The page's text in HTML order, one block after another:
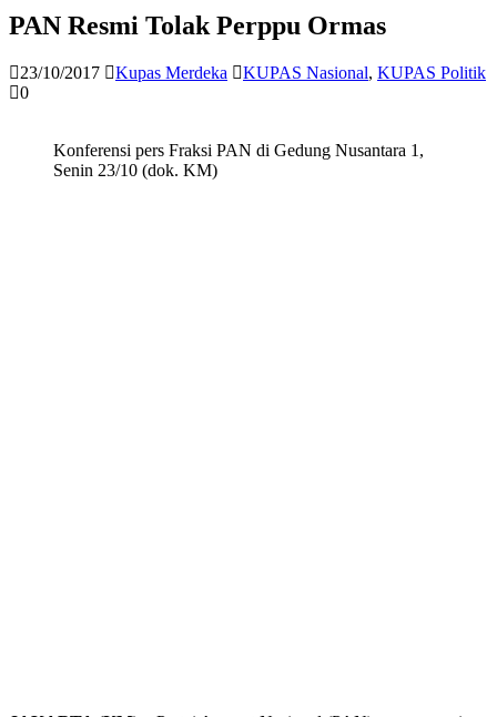
PAN Resmi Tolak Perppu Ormas
23/10/2017 Kupas Merdeka KUPAS Nasional, KUPAS Politik
0
Konferensi pers Fraksi PAN di Gedung Nusantara 1,
Senin 23/10 (dok. KM)